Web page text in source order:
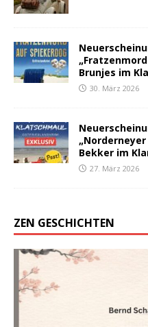
Brunjes im
30. März 2026
Bekker im
27. März 2026
ZEN GESCHICHTEN